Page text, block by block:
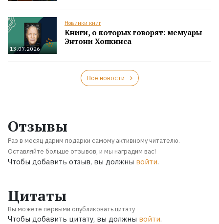
13.07.2026
Новинки книг
Книги, о которых говорят: мемуары
Энтони Хопкинса
Все новости
Отзывы
Раз в месяц дарим подарки самому активному читателю.
Оставляйте больше отзывов, и мы наградим вас!
Чтобы добавить отзыв, вы должны войти.
Цитаты
Вы можете первыми опубликовать цитату
Чтобы добавить цитату, вы должны войти.